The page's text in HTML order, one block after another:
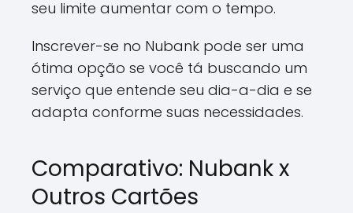
seu limite aumentar com o tempo.
Inscrever-se no Nubank pode ser uma
ótima opção se você tá buscando um
serviço que entende seu dia-a-dia e se
adapta conforme suas necessidades.
Comparativo: Nubank x
Outros Cartões